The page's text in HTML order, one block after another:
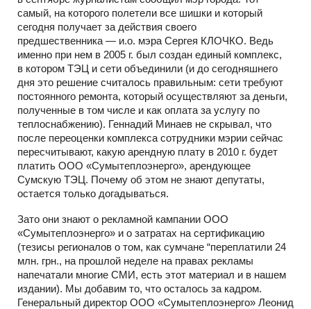
самый, на которого полетели все шишки и который
сегодня получает за действия своего
предшественника — и.о. мэра Сергея КЛОЧКО. Ведь
именно при нем в 2005 г. был создан единый комплекс,
в котором ТЭЦ и сети объединили (и до сегодняшнего
дня это решение считалось правильным: сети требуют
постоянного ремонта, который осуществляют за деньги,
полученные в том числе и как оплата за услугу по
теплоснабжению). Геннадий Минаев не скрывал, что
после переоценки комплекса сотрудники мэрии сейчас
пересчитывают, какую арендную плату в 2010 г. будет
платить ООО «Сумытеплоэнерго», арендующее
Сумскую ТЭЦ. Почему об этом не знают депутаты,
остается только догадываться.
Зато они знают о рекламной кампании ООО
«Сумытеплоэнерго» и о затратах на сертификацию
(тезисы регионалов о том, как сумчане “переплатили 24
млн. грн., на прошлой неделе на правах рекламы
напечатали многие СМИ, есть этот материал и в нашем
издании). Мы добавим то, что осталось за кадром.
Генеральный директор ООО «Сумытеплоэнерго» Леонид